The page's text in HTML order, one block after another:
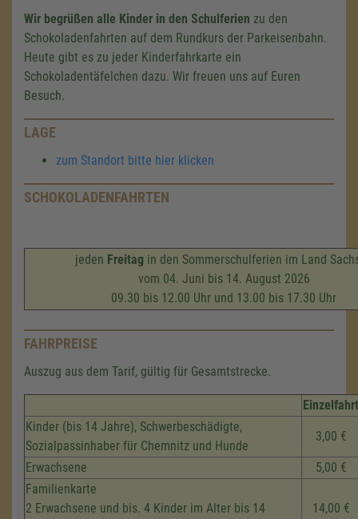
Wir begrüßen alle Kinder in den Schulferien zu den
Schokoladenfahrten auf dem Rundkurs der Parkeisenbahn.
Heute gibt es zu jeder Kinderfahrkarte ein
Schokoladentäfelchen dazu. Wir freuen uns auf Euren
Besuch.
LAGE
zum Standort bitte hier klicken
SCHOKOLADENFAHRTEN
jeden Freitag in den Sommerschulferien im Land
vom 04. Juni bis 14. August 2026
09.30 bis 12.00 Uhr und 13.00 bis 17.30 Uhr
FAHRPREISE
Auszug aus dem Tarif, gültig für Gesamtstrecke.
Einzelfahrt
Kinder (bis 14 Jahre), Schwerbeschädigte,
Sozialpassinhaber für Chemnitz und Hunde
3,00 €
Erwachsene
5,00 €
Familienkarte
2 Erwachsene und bis. 4 Kinder im Alter bis 14
14,00 €